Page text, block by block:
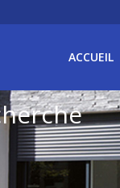
ACCUEIL